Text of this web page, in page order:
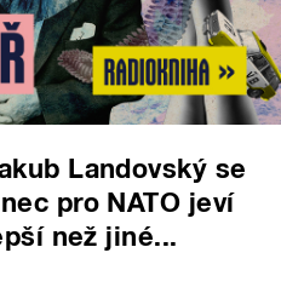
Landovský se
pro NATO jeví
než jiné...